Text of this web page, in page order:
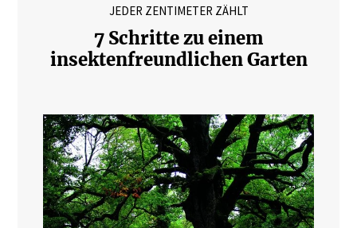
JEDER ZENTIMETER ZÄHLT
7 Schritte zu einem
insektenfreundlichen Garten